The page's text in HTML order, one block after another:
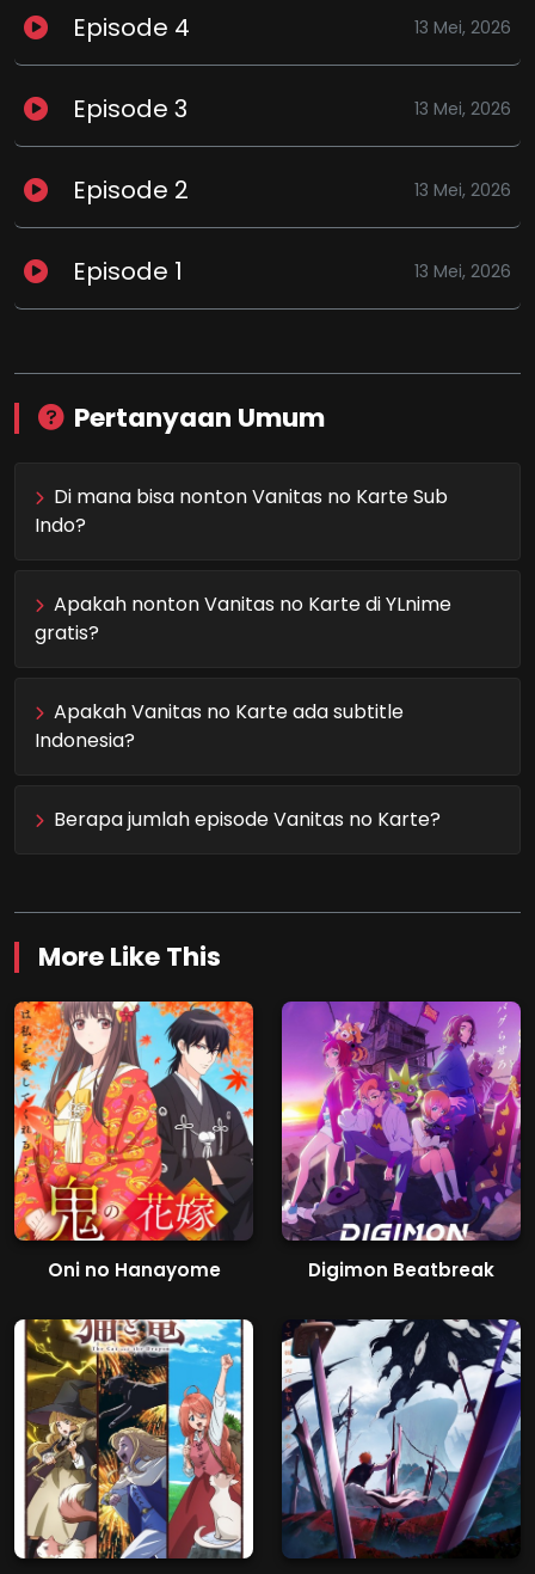
Episode 4 13 Mei, 2026
Episode 3 13 Mei, 2026
Episode 2 13 Mei, 2026
Episode 1 13 Mei, 2026
Pertanyaan Umum
Di mana bisa nonton Vanitas no Karte Sub
Indo?
Apakah nonton Vanitas no Karte di YLnime
gratis?
Apakah Vanitas no Karte ada subtitle
Indonesia?
Berapa jumlah episode Vanitas no Karte?
More Like This
Oni no Hanayome Digimon Beatbreak